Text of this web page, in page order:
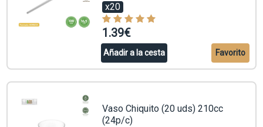
x20
1.39€
Añadir a la cesta Favorito
Vaso Chiquito (20 uds) 210cc
(24p/c)